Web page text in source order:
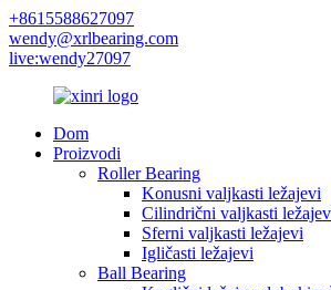
+8615588627097
wendy@xrlbearing.com
live:wendy27097
Dom
Proizvodi
Roller Bearing
Konusni valjkasti ležajevi
Cilindrični valjkasti
Sferni valjkasti ležajevi
Igličasti ležajevi
Ball Bearing